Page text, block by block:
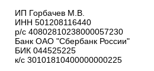
ИП Горбачев М.В.
ИНН 501208116440
р/с 40802810238000057230
Банк ОАО "Сбербанк России"
БИК 044525225
к/с 30101810400000000225